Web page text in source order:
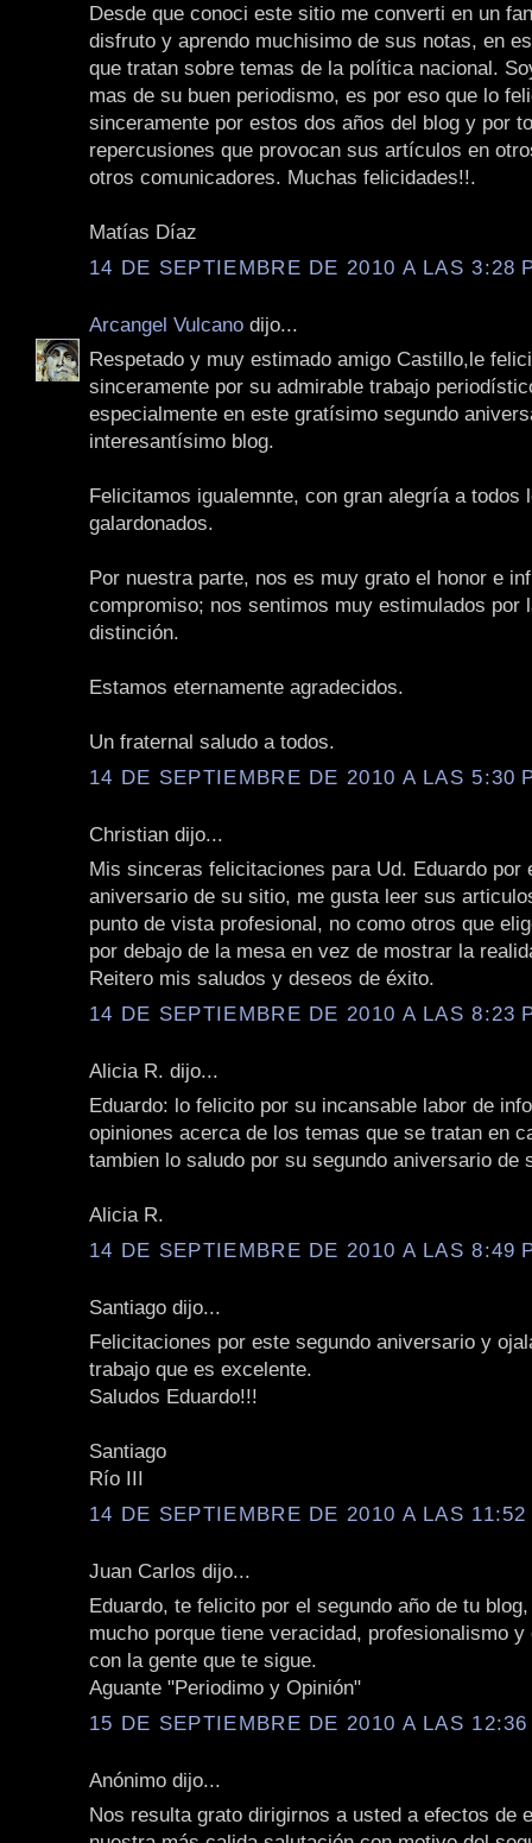
Desde que conoci este sitio me converti en un
disfruto y aprendo muchisimo de sus notas, en
que tratan sobre temas de la política nacional.
mas de su buen periodismo, es por eso que lo
sinceramente por estos dos años del blog y por
repercusiones que provocan sus artículos en
otros comunicadores. Muchas felicidades!!.
Matías Díaz
14 DE SEPTIEMBRE DE 2010 A LAS 3:28
Arcangel Vulcano dijo...
Respetado y muy estimado amigo Castillo,le
sinceramente por su admirable trabajo
especialmente en este gratísimo segundo
interesantísimo blog.
Felicitamos igualemnte, con gran alegría a todos
galardonados.
Por nuestra parte, nos es muy grato el honor e
compromiso; nos sentimos muy estimulados por
distinción.
Estamos eternamente agradecidos.
Un fraternal saludo a todos.
14 DE SEPTIEMBRE DE 2010 A LAS 5:30
Christian dijo...
Mis sinceras felicitaciones para Ud. Eduardo por
aniversario de su sitio, me gusta leer sus
punto de vista profesional, no como otros que
por debajo de la mesa en vez de mostrar la
Reitero mis saludos y deseos de éxito.
14 DE SEPTIEMBRE DE 2010 A LAS 8:23
Alicia R. dijo...
Eduardo: lo felicito por su incansable labor de
opiniones acerca de los temas que se tratan en
tambien lo saludo por su segundo aniversario de
Alicia R.
14 DE SEPTIEMBRE DE 2010 A LAS 8:49
Santiago dijo...
Felicitaciones por este segundo aniversario y
trabajo que es excelente.
Saludos Eduardo!!!
Santiago
Río III
14 DE SEPTIEMBRE DE 2010 A LAS 11:52
Juan Carlos dijo...
Eduardo, te felicito por el segundo año de tu
mucho porque tiene veracidad, profesionalismo
con la gente que te sigue.
Aguante "Periodimo y Opinión"
15 DE SEPTIEMBRE DE 2010 A LAS
Anónimo dijo...
Nos resulta grato dirigirnos a usted a efectos de